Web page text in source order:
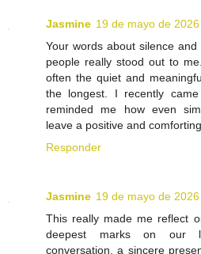
Jasmine 19 de mayo de 2026
Your words about silence
people really stood out to
often the quiet and
the longest. I recently
reminded me how even
leave a positive and
Responder
Jasmine 19 de mayo de
This really made me reflect
deepest marks on our
conversation, a sincere